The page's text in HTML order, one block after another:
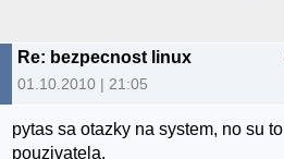
Re: bezpecnost linux
01.10.2010 | 21:05
pytas sa otazky na system, no su
pouzivatela.